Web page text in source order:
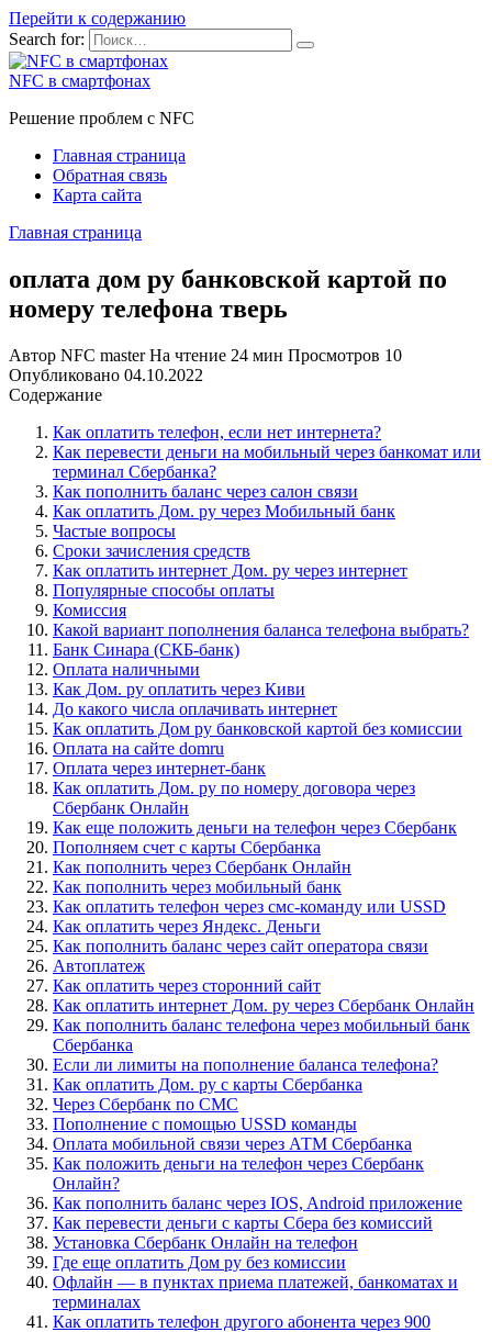
Перейти к содержанию
Search for:
NFC в смартфонах
Решение проблем с NFC
Главная страница
Обратная связь
Карта сайта
Главная страница
оплата дом ру банковской картой по
номеру телефона тверь
Автор NFC master На чтение 24 мин Просмотров 10
Опубликовано 04.10.2022
Содержание
Как оплатить телефон, если нет интернета?
Как перевести деньги на мобильный через банкомат или
терминал Сбербанка?
Как пополнить баланс через салон связи
Как оплатить Дом. ру через Мобильный банк
Частые вопросы
Сроки зачисления средств
Как оплатить интернет Дом. ру через интернет
Популярные способы оплаты
Комиссия
Какой вариант пополнения баланса телефона выбрать?
Банк Синара (СКБ-банк)
Оплата наличными
Как Дом. ру оплатить через Киви
До какого числа оплачивать интернет
Как оплатить Дом ру банковской картой без комиссии
Оплата на сайте domru
Оплата через интернет-банк
Как оплатить Дом. ру по номеру договора через
Сбербанк Онлайн
Как еще положить деньги на телефон через Сбербанк
Пополняем счет с карты Сбербанка
Как пополнить через Сбербанк Онлайн
Как пополнить через мобильный банк
Как оплатить телефон через смс-команду или USSD
Как оплатить через Яндекс. Деньги
Как пополнить баланс через сайт оператора связи
Автоплатеж
Как оплатить через сторонний сайт
Как оплатить интернет Дом. ру через Сбербанк Онлайн
Как пополнить баланс телефона через мобильный банк
Сбербанка
Если ли лимиты на пополнение баланса телефона?
Как оплатить Дом. ру с карты Сбербанка
Через Сбербанк по СМС
Пополнение с помощью USSD команды
Оплата мобильной связи через АТМ Сбербанка
Как положить деньги на телефон через Сбербанк
Онлайн?
Как пополнить баланс через IOS, Android приложение
Как перевести деньги с карты Сбера без комиссий
Установка Сбербанк Онлайн на телефон
Где еще оплатить Дом ру без комиссии
Офлайн — в пунктах приема платежей, банкоматах и
терминалах
Как оплатить телефон другого абонента через 900